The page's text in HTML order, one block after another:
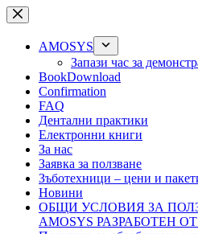
Skip
to
contentAMOSYS
Запази час за
BookDownload
Confirmation
FAQ
Дентални практики
Електронни книги
За нас
Заявка за ползване
Зъботехници – цени и
Новини
ОБЩИ УСЛОВИЯ ЗА
AMOSYS РАЗРАБОТЕН